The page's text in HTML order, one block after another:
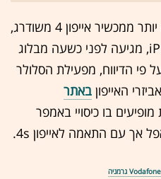
הוכחה נוספת המרמזת על לא יותר ממכשיר אייפון 4 משודרג,
שככל הנראה ייקרא iPhone 4s, מגיעה לפני כשעה מבלוג
פי הדיווח, מפעילת הסלולר
באתר
בו כיסויי באמפר